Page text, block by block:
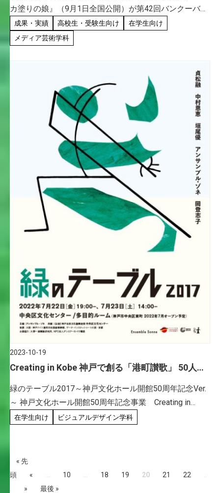
カ塗りの娘』（9月1日全国公開）が第42回バンクーバー
国際映画祭に出品され、カナダ・バンクーバーでのイン
タビュー記事が公開されています。 是非、ご覧くださ
成果・実績 高校生・受験生向け
在学生向け
メディア芸術学科
2023-10-19
Creating in Kobe 神戸で創る「港町讃歌」 50人で
薫(准教授)参加！
緑のテーブル2017～神戸文化ホール開館50周年記念Ver.
～ 神戸文化ホール開館50周年記念事業 Creating in
Kobe 神戸で創る「港町讃歌」 神戸の「文化の灯」を半
在学生向け ビジュアルデザイン学科
« 先
頭
« 10 18 19 20 21 22
» 最後 »